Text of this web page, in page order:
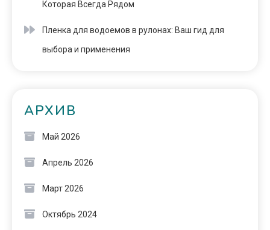
Которая Всегда Рядом
Пленка для водоемов в рулонах: Ваш гид для
выбора и применения
АРХИВ
Май 2026
Апрель 2026
Март 2026
Октябрь 2024